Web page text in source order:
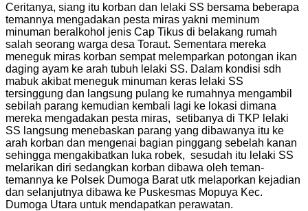
Ceritanya, siang itu korban dan lelaki SS bersama beberapa
temannya mengadakan pesta miras yakni meminum
minuman beralkohol jenis Cap Tikus di belakang rumah
salah seorang warga desa Toraut. Sementara mereka
meneguk miras korban sempat melemparkan potongan ikan
daging ayam ke arah tubuh lelaki SS. Dalam kondisi sdh
mabuk akibat meneguk minuman keras lelaki SS
tersinggung dan langsung pulang ke rumahnya mengambil
sebilah parang kemudian kembali lagi ke lokasi dimana
mereka mengadakan pesta miras, setibanya di TKP lelaki
SS langsung menebaskan parang yang dibawanya itu ke
arah korban dan mengenai bagian pinggang sebelah kanan
sehingga mengakibatkan luka robek, sesudah itu lelaki SS
melarikan diri sedangkan korban dibawa oleh teman-
temannya ke Polsek Dumoga Barat utk melaporkan kejadian
dan selanjutnya dibawa ke Puskesmas Mopuya Kec.
Dumoga Utara untuk mendapatkan perawatan.